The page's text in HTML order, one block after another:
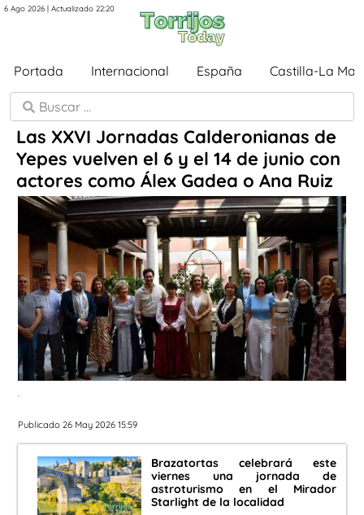
6 Ago 2026 | Actualizado 22:20
Portada Internacional España Castilla-La
Las XXVI Jornadas Calderonianas de
Yepes vuelven el 6 y el 14 de junio con
actores como Álex Gadea o Ana Ruiz
.
Publicado 26 May 2026 15:59
Brazatortas celebrará este
viernes una jornada de
astroturismo en el Mirador
Starlight de la localidad